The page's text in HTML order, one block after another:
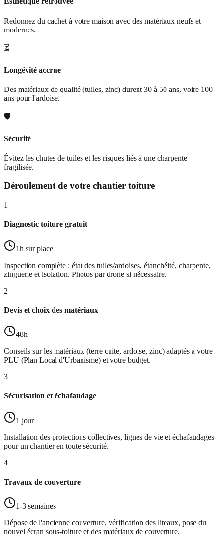
Redonnez du cachet à votre maison avec des matériaux neufs et
modernes.
⏳
Longévité accrue
Des matériaux de qualité (tuiles, zinc) durent 30 à 50 ans, voire 100
ans pour l'ardoise.
🛡️
Sécurité
Évitez les chutes de tuiles et les risques liés à une charpente
fragilisée.
Déroulement de votre chantier toiture
1
Diagnostic toiture gratuit
1h sur place
Inspection complète : état des tuiles/ardoises, étanchéité, charpente,
zinguerie et isolation. Photos par drone si nécessaire.
2
Devis et choix des matériaux
48h
Conseils sur les matériaux (terre cuite, ardoise, zinc) adaptés à votre
PLU (Plan Local d'Urbanisme) et votre budget.
3
Sécurisation et échafaudage
1 jour
Installation des protections collectives, lignes de vie et échafaudages
pour un chantier en toute sécurité.
4
Travaux de couverture
1-3 semaines
Dépose de l'ancienne couverture, vérification des liteaux, pose du
nouvel écran sous-toiture et des matériaux de couverture.